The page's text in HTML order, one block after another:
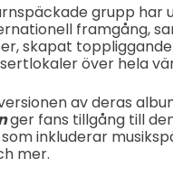
grupp har
framgång,
skapat
över hela
av deras
ger fans tillgång till
inkluderar
mer.